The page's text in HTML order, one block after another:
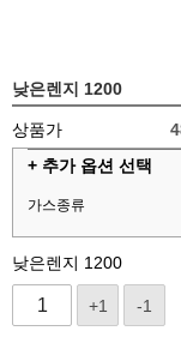
낮은렌지 1200
상품가
+ 추가 옵션 선택
가스종류
낮은렌지 1200
+1 -1